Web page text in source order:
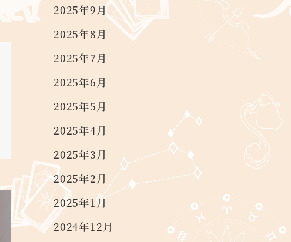
2025年9月
2025年8月
2025年7月
2025年6月
2025年5月
2025年4月
2025年3月
2025年2月
2025年1月
2024年12月